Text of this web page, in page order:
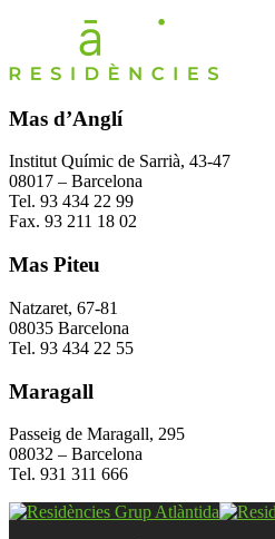
Mas d’Anglí
Institut Químic de Sarrià, 43-47
08017 – Barcelona
Tel. 93 434 22 99
Fax. 93 211 18 02
Mas Piteu
Natzaret, 67-81
08035 Barcelona
Tel. 93 434 22 55
Maragall
Passeig de Maragall, 295
08032 – Barcelona
Tel. 931 311 666